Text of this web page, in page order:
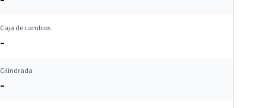
Caja de cambios
–
Cilindrada
–